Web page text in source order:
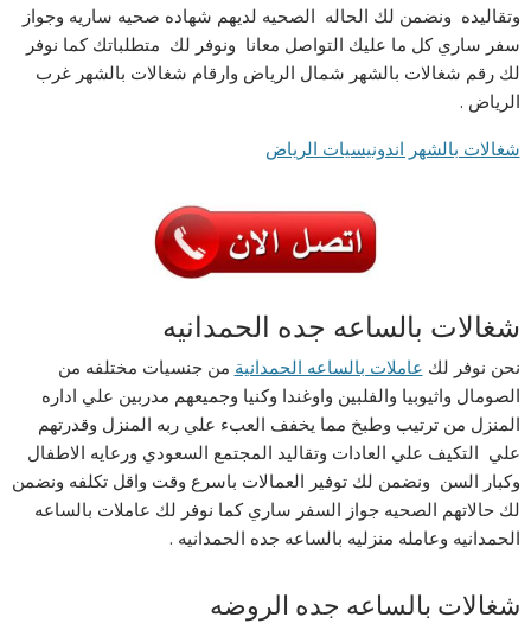
وتقاليده ونضمن لك الحاله الصحيه لديهم شهاده صحيه ساريه وجواز
سفر ساري كل ما عليك التواصل معانا ونوفر لك متطلباتك كما نوفر
لك رقم شغالات بالشهر شمال الرياض وارقام شغالات بالشهر غرب
الرياض .
شغالات بالشهر اندونيسيات الرياض
شغالات بالساعه جده الحمدانيه
نحن نوفر لك عاملات بالساعه الحمدانية من جنسيات مختلفه من
الصومال واثيوبيا والفلبين واوغندا وكنيا وجميعهم مدربين علي اداره
المنزل من ترتيب وطبخ مما يخفف العبء علي ربه المنزل وقدرتهم
علي التكيف علي العادات وتقاليد المجتمع السعودي ورعايه الاطفال
وكبار السن ونضمن لك توفير العمالات باسرع وقت واقل تكلفه ونضمن
لك حالاتهم الصحيه جواز السفر ساري كما نوفر لك عاملات بالساعه
الحمدانيه وعامله منزليه بالساعه جده الحمدانيه .
شغالات بالساعه جده الروضه